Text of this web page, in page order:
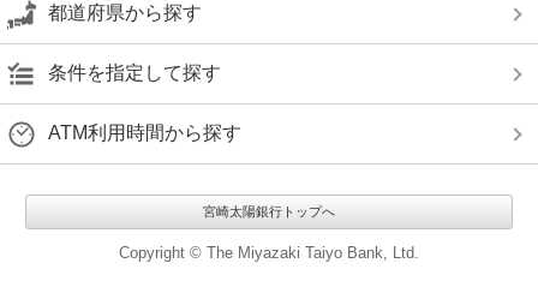
都道府県から探す
条件を指定して探す
ATM利用時間から探す
宮崎太陽銀行トップへ
Copyright © The Miyazaki Taiyo Bank, Ltd.